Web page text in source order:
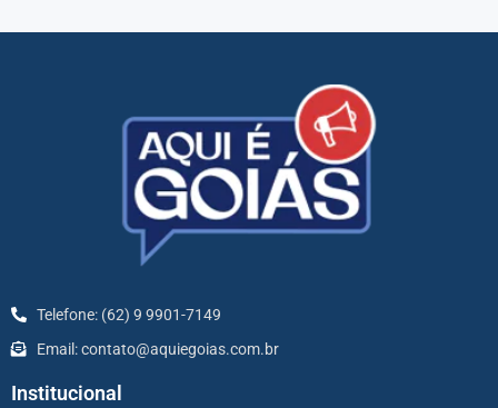
Telefone: (62) 9 9901-7149
Email: contato@aquiegoias.com.br
Institucional